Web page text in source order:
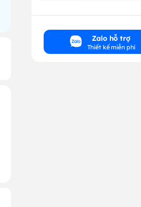
Zalo hỗ trợ
Thiết kế miễn phí